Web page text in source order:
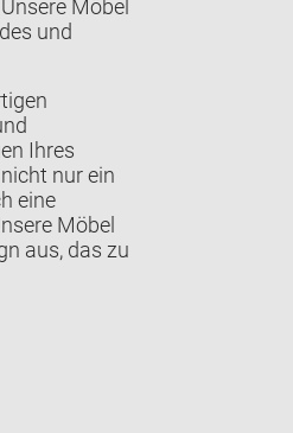
Möbel
und
Ihres
nur ein
eine
Möbel
aus, das zu